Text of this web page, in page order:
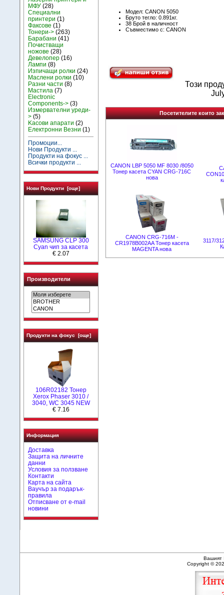
МФУ (28)
Специални
принтери (1)
Факсове (1)
Тонери-> (263)
Барабани (41)
Почистващи
ножове (28)
Девелопер (16)
Лампи (8)
Изпичащи ролки (24)
Маслени ролки (10)
Разни части (8)
Мастила (7)
Electronic
Components-> (3)
Измервателни уреди-
> (5)
Kасови апарати (2)
Електронни Везни (1)
Промоции...
Нови Продукти ...
Продукти на фокус ...
Всички продукти ...
Нови Продукти [още]
SAMSUNG CLP 300
Cyan чип за касета
€ 2.07
Производители
Продукти на фокус [още]
106R02182 Тонер
Xerox Phaser 3010 /
3040, WC 3045 NEW
€ 7.16
Информация
Доставка
Защита на личните
данни
Условия за ползване
Контакти
Карта на сайта
Ваучър за подарък-
правила
Отписване от e-mail
новини
Модел: CANON 5050
Бруто тегло: 0.891кг.
38 Брой в наличност
Съвместимо с: CANON
Този
Посетителите които
CANON LBP 5050 MF 8030 /8050
Тонер касета CYAN CRG-716C
нова
CANON CRG-716M -
CR1978B002AA Тонер касета
MAGENTA нова
3117/
Вашият
Copyright ©